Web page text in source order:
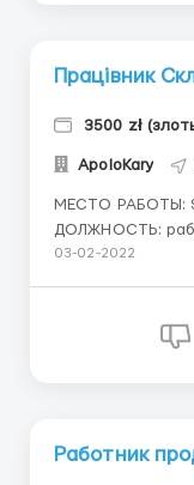
Працівник
3500 zł
ApoloKary
МЕСТО РАБОТЫ:
ДОЛЖНОСТЬ: работник
Фирма Rhenus
19.70 зл/час
03-02-2022
Работник